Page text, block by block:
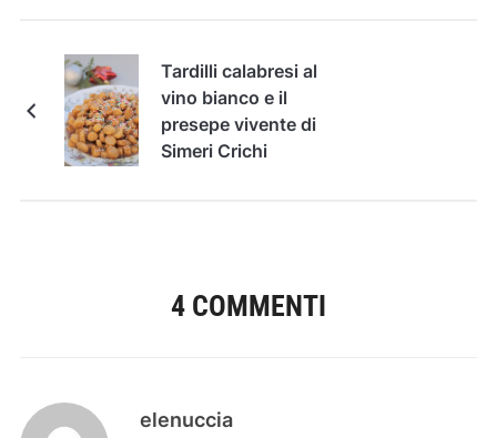
Tardilli calabresi al
vino bianco e il
presepe vivente di
Simeri Crichi
4 COMMENTI
elenuccia